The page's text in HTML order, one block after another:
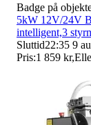
Badge på
5kW 12V/24V
intelligent,3
Sluttid22:35 9
Pris:1 859 kr,